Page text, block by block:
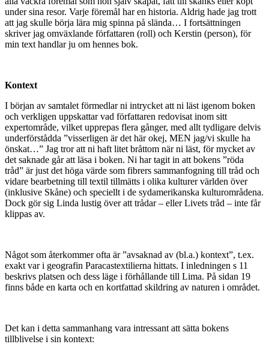
under sina resor. Varje föremål har en historia. Aldrig hade jag trott
att jag skulle börja lära mig spinna på slända… I fortsättningen
skriver jag omväxlande författaren (roll) och Kerstin (person), för
min text handlar ju om hennes bok.
Kontext
I början av samtalet förmedlar ni intrycket att ni läst igenom boken
och verkligen uppskattar vad författaren redovisat inom sitt
expertområde, vilket upprepas flera gånger, med allt tydligare delvis
underförstådda ”visserligen är det här okej, MEN jag/vi skulle ha
önskat…” Jag tror att ni haft litet bråttom när ni läst, för mycket av
det saknade går att läsa i boken. Ni har tagit in att bokens ”röda
tråd” är just det höga värde som fibrers sammanfogning till tråd och
vidare bearbetning till textil tillmätts i olika kulturer världen över
(inklusive Skåne) och speciellt i de sydamerikanska kulturområdena.
Dock gör sig Linda lustig över att trådar – eller Livets tråd – inte får
klippas av.
Något som återkommer ofta är ”avsaknad av (bl.a.) kontext”, t.ex.
exakt var i geografin Paracastextilierna hittats. I inledningen s 11
beskrivs platsen och dess läge i förhållande till Lima. På sidan 19
finns både en karta och en kortfattad skildring av naturen i området.
Det kan i detta sammanhang vara intressant att sätta bokens
tillblivelse i sin kontext: